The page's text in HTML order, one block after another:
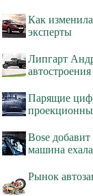
Как
эксперты
Липгарт
автостроения
Парящие
Bose
машина
Рынок